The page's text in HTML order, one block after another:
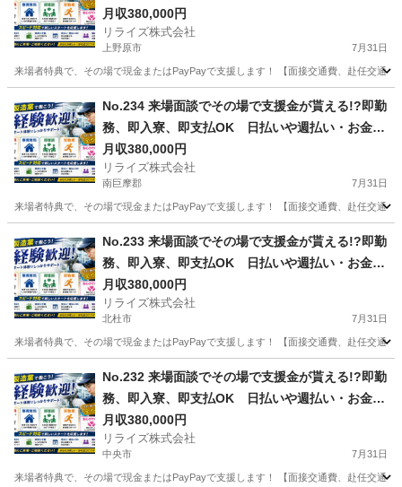
む場所に困ってる方必見の案件です！簡単な電子
部品の製造・加工のお仕事♪
月収380,000円
リライズ株式会社
上野原市 7月31日
来場者特典で、その場で現金またはPayPayで支援します！ 【面接交通費、赴任交通
業務
No.234 来場面談でその場で支援金が貰える!?即勤
務、即入寮、即支払OK 日払いや週払い・お金住
む場所に困ってる方必見の案件です！簡単な電子
部品の製造・加工のお仕事♪
月収380,000円
リライズ株式会社
南巨摩郡 7月31日
来場者特典で、その場で現金またはPayPayで支援します！ 【面接交通費、赴任交通
No.233 来場面談でその場で支援金が貰える!?即勤
務、即入寮、即支払OK 日払いや週払い・お金住
む場所に困ってる方必見の案件です！簡単な電子
部品の製造・加工のお仕事♪
月収380,000円
リライズ株式会社
北杜市 7月31日
来場者特典で、その場で現金またはPayPayで支援します！ 【面接交通費、赴任交通
No.232 来場面談でその場で支援金が貰える!?即勤
務、即入寮、即支払OK 日払いや週払い・お金住
む場所に困ってる方必見の案件です！簡単な電子
部品の製造・加工のお仕事♪
月収380,000円
リライズ株式会社
中央市 7月31日
来場者特典で、その場で現金またはPayPayで支援します！ 【面接交通費、赴任交通